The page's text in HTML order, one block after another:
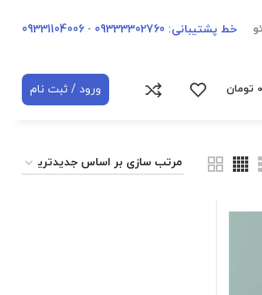
خط پشتیبانی: 09333302760 -
09331104006
0 تومان ورود / ثبت نام